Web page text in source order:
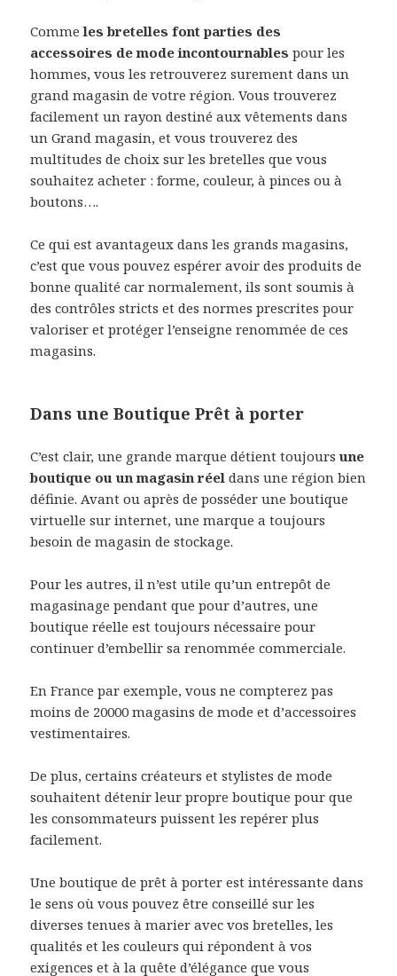
Commeles bretelles font parties des
accessoires de mode incontournables pour les
hommes, vous les retrouverez surement dans un
grand magasin de votre région. Vous trouverez
facilement un rayon destiné aux vêtements dans
un Grand magasin, et vous trouverez des
multitudes de choix sur les bretelles que vous
souhaitez acheter : forme, couleur, à pinces ou à
boutons….
Ce qui est avantageux dans les grands magasins,
c’est que vous pouvez espérer avoir des produits de
bonne qualité car normalement, ils sont soumis à
des contrôles stricts et des normes prescrites pour
valoriser et protéger l’enseigne renommée de ces
magasins.
Dans une Boutique Prêt à porter
C’est clair, une grande marque détient toujoursune
boutique ou un magasin réel dans une région bien
définie. Avant ou après de posséder une boutique
virtuelle sur internet, une marque a toujours
besoin de magasin de stockage.
Pour les autres, il n’est utile qu’un entrepôt de
magasinage pendant que pour d’autres, une
boutique réelle est toujours nécessaire pour
continuer d’embellir sa renommée commerciale.
En France par exemple, vous ne compterez pas
moins de 20000 magasins de mode et d’accessoires
vestimentaires.
De plus, certains créateurs et stylistes de mode
souhaitent détenir leur propre boutique pour que
les consommateurs puissent les repérer plus
facilement.
Une boutique de prêt à porter est intéressante dans
le sens où vous pouvez être conseillé sur les
diverses tenues à marier avec vos bretelles, les
qualités et les couleurs qui répondent à vos
exigences et à la quête d’élégance que vous